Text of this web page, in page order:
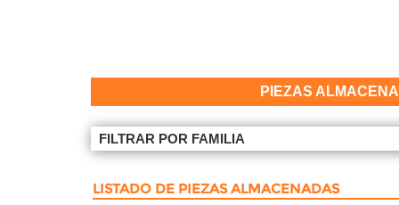
PIEZAS
FILTRAR POR FAMILIA
LISTADO DE PIEZAS ALMACENADAS